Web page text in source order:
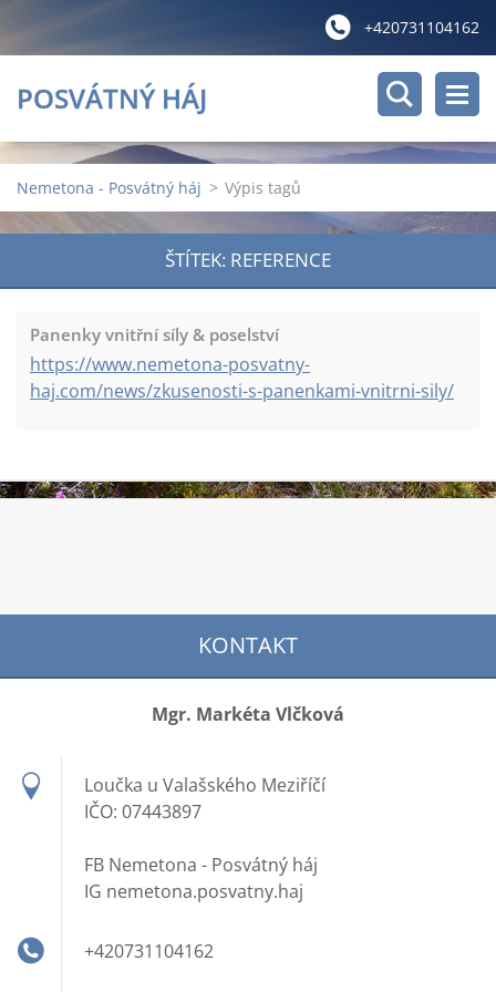
+420731104162
POSVÁTNÝ HÁJ
Nemetona - Posvátný háj > Výpis tagů
ŠTÍTEK: REFERENCE
Panenky vnitřní síly & poselství
https://www.nemetona-posvatny-
haj.com/news/zkusenosti-s-panenkami-vnitrni-sily/
KONTAKT
Mgr. Markéta Vlčková
Loučka u Valašského Meziříčí
IČO: 07443897
FB Nemetona - Posvátný háj
IG nemetona.posvatny.haj
+420731104162